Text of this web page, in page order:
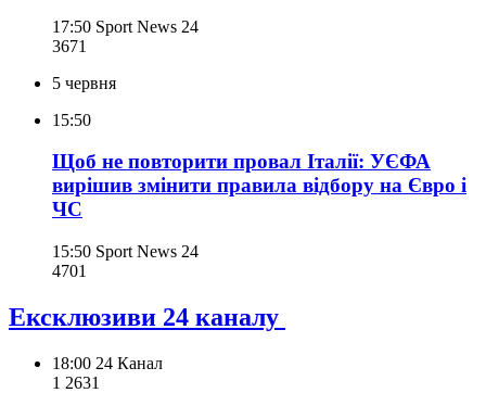
17:50 Sport News 24
3671
5 червня
15:50
Щоб не повторити провал Італії: УЄФА
вирішив змінити правила відбору на Євро і
ЧС
15:50 Sport News 24
4701
Ексклюзиви 24 каналу
18:00 24 Канал
1 2631